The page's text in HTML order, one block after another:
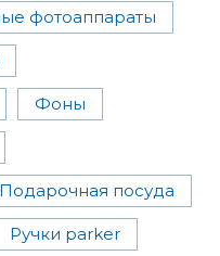
фотоаппараты
Фоны
Подарочная посуда
Ручки parker